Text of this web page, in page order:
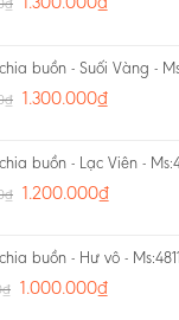
₫
buồn - Suối Vàng -
₫ 1.300.000₫
buồn - Lạc Viên -
₫ 1.200.000₫
buồn - Hư vô - Ms:4811
₫ 1.000.000₫